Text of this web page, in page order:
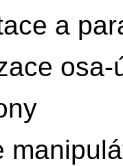
a
osa-